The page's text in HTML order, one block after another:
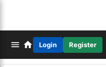
Login Register